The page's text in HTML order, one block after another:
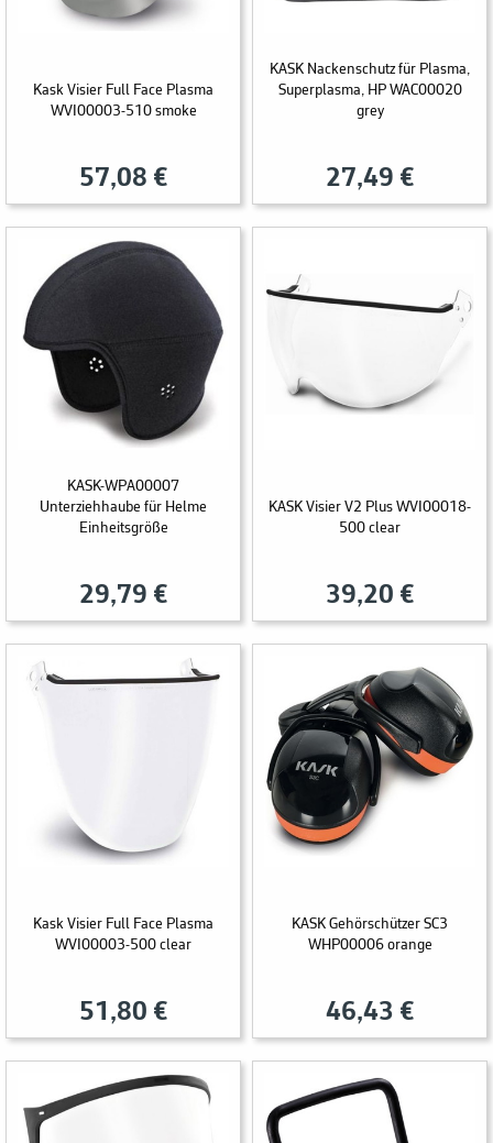
Kask Visier Full Face Plasma
WVI00003-510 smoke
57,08 €
KASK Nackenschutz für Plasma,
Superplasma, HP WAC00020
grey
27,49 €
KASK-WPA00007
Unterziehhaube für Helme
Einheitsgröße
29,79 €
KASK Visier V2 Plus WVI00018-
500 clear
39,20 €
Kask Visier Full Face Plasma
WVI00003-500 clear
51,80 €
KASK Gehörschützer SC3
WHP00006 orange
46,43 €